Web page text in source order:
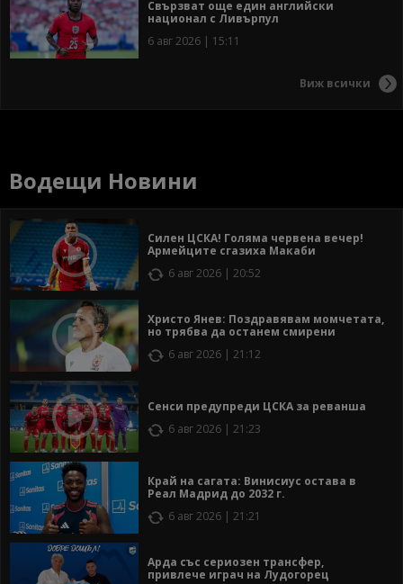
Свързват още един английски
национал с Ливърпул
6 авг 2026 | 15:11
Виж всички
Водещи Новини
Силен ЦСКА! Голяма червена вечер!
Армейците сгазиха Макаби
6 авг 2026 | 20:52
Христо Янев: Поздравявам момчетата,
но трябва да останем смирени
6 авг 2026 | 21:12
Сенси предупреди ЦСКА за реванша
6 авг 2026 | 21:23
Край на сагата: Винисиус остава в
Реал Мадрид до 2032 г.
6 авг 2026 | 21:21
Арда със сериозен трансфер,
привлече играч на Лудогорец